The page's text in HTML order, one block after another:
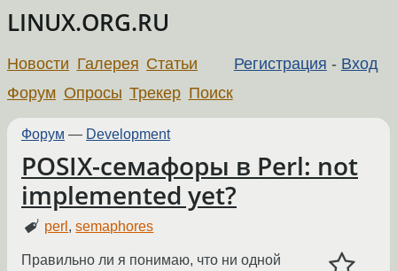
LINUX.ORG.RU
Регистрация - Вход
Новости Галерея Статьи
Форум Опросы Трекер Поиск
Форум — Development
POSIX-семафоры в Perl: not
implemented yet?
perl ,semaphores
Правильно ли я понимаю, что ни одной